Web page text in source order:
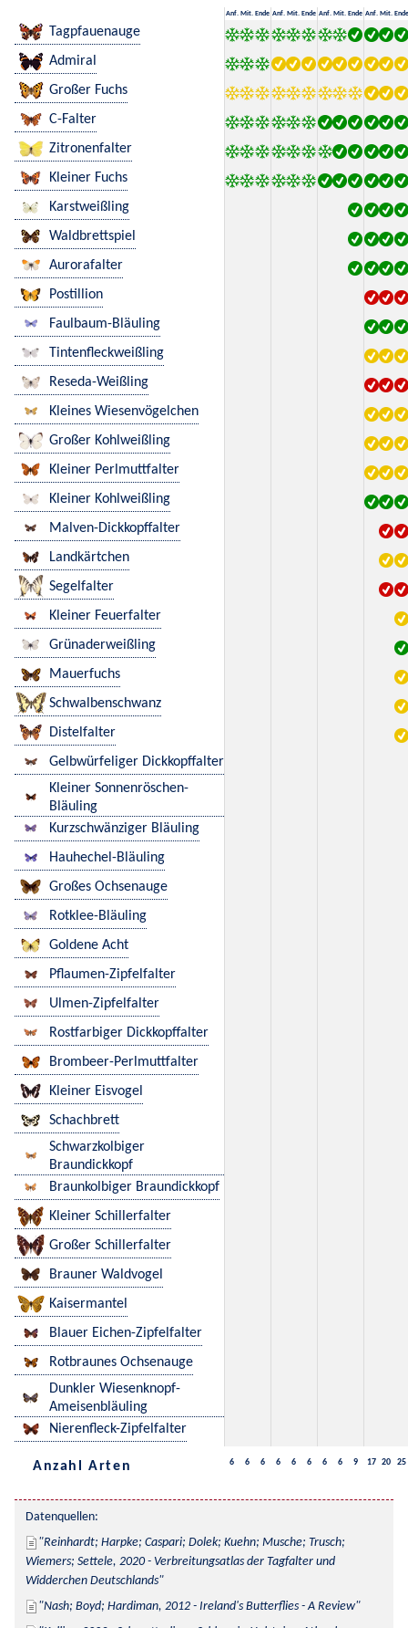
Anf. Mit. Ende Anf. Mit. Ende Anf. Mit. Ende Anf. Mit. Ende
Tagpfauenauge
Admiral
Großer Fuchs
C-Falter
Zitronenfalter
Kleiner Fuchs
Karstweißling
Waldbrettspiel
Aurorafalter
Postillion
Faulbaum-Bläuling
Tintenfleckweißling
Reseda-Weißling
Kleines Wiesenvögelchen
Großer Kohlweißling
Kleiner Perlmuttfalter
Kleiner Kohlweißling
Malven-Dickkopffalter
Landkärtchen
Segelfalter
Kleiner Feuerfalter
Grünaderweißling
Mauerfuchs
Schwalbenschwanz
Distelfalter
Gelbwürfeliger Dickkopffalter
Kleiner Sonnenröschen-
Bläuling
Kurzschwänziger Bläuling
Hauhechel-Bläuling
Großes Ochsenauge
Rotklee-Bläuling
Goldene Acht
Pflaumen-Zipfelfalter
Ulmen-Zipfelfalter
Rostfarbiger Dickkopffalter
Brombeer-Perlmuttfalter
Kleiner Eisvogel
Schachbrett
Schwarzkolbiger
Braundickkopf
Braunkolbiger Braundickkopf
Kleiner Schillerfalter
Großer Schillerfalter
Brauner Waldvogel
Kaisermantel
Blauer Eichen-Zipfelfalter
Rotbraunes Ochsenauge
Dunkler Wiesenknopf-
Ameisenbläuling
Nierenfleck-Zipfelfalter
Anzahl Arten 6 6 6 6 6 6 6 6 9 17 20 25
Datenquellen:
Reinhardt; Harpke; Caspari; Dolek; Kuehn; Musche; Trusch;
Wiemers; Settele, 2020 - Verbreitungsatlas der Tagfalter und
Widderchen Deutschlands
Nash; Boyd; Hardiman, 2012 - Ireland's Butterflies - A Review